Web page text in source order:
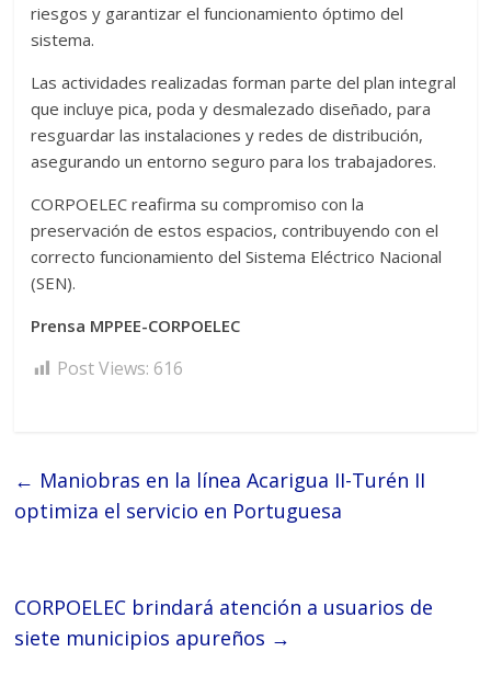
riesgos y garantizar el funcionamiento óptimo del
sistema.
Las actividades realizadas forman parte del plan integral
que incluye pica, poda y desmalezado diseñado, para
resguardar las instalaciones y redes de distribución,
asegurando un entorno seguro para los trabajadores.
CORPOELEC reafirma su compromiso con la
preservación de estos espacios, contribuyendo con el
correcto funcionamiento del Sistema Eléctrico Nacional
(SEN).
Prensa MPPEE-CORPOELEC
Post Views: 616
← Maniobras en la línea Acarigua II-Turén II
optimiza el servicio en Portuguesa
CORPOELEC brindará atención a usuarios de
siete municipios apureños →